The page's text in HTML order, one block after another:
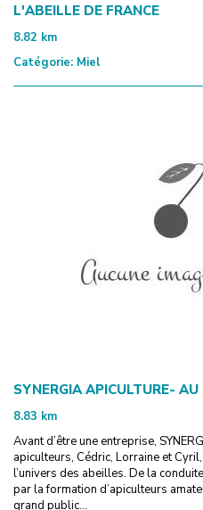
L'ABEILLE DE FRANCE
8.82 km
Catégorie: Miel
SYNERGIA APICULTURE- AU
8.83 km
Avant d’être une entreprise,
apiculteurs, Cédric, Lorraine et
l’univers des abeilles. De la
par la formation d’apiculteurs
grand public...